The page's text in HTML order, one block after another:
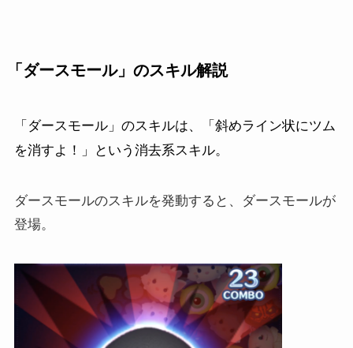
「ダースモール」のスキル解説
「ダースモール」のスキルは、「斜めライン状にツム
を消すよ！」という消去系スキル。
ダースモールのスキルを発動すると、ダースモールが
登場。